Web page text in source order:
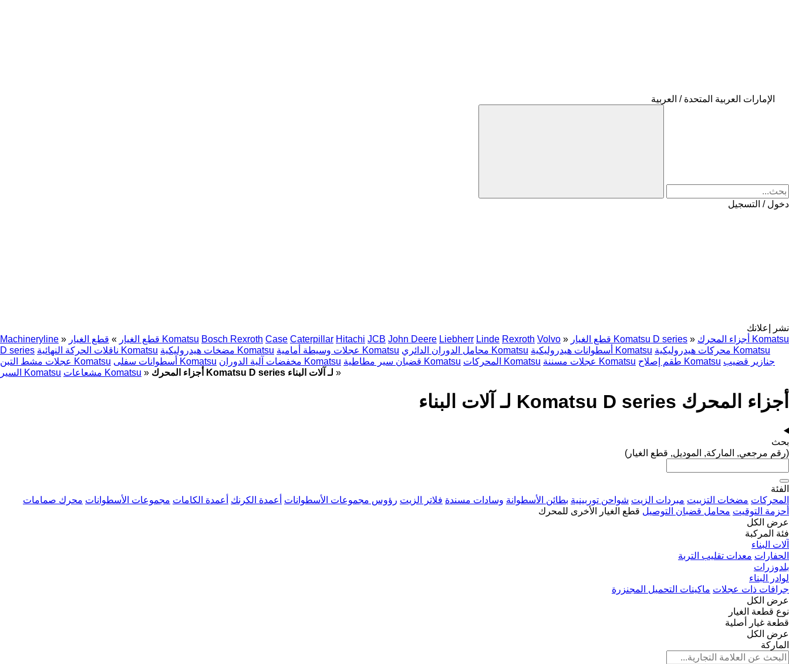
الإمارات العربية المتحدة / العربية
دخول / التسجيل
نشر إعلانك
Machineryline » قطع الغيار » قطع الغيار Komatsu Bosch Rexroth Case Caterpillar Hitachi JCB John Deere Liebherr Linde Rexroth Volvo » قطع الغيار Komatsu D series » أجزاء المحرك Komatsu
D series
ناقلات الحركة النهائية Komatsu مضخات هيدروليكية Komatsu عجلات وسيطة أمامية Komatsu محامل الدوران الدائري Komatsu أسطوانات هيدروليكية Komatsu
محركات هيدروليكية Komatsu
عجلات مشط التبن Komatsu
أسطوانات سفلى Komatsu مخفضات آلية الدوران Komatsu قضبان سير مطاطية Komatsu المحركات Komatsu عجلات مسننة Komatsu طقم إصلاح Komatsu جنازير قضيب
السير Komatsu
مشعاعات Komatsu » أجزاء المحرك Komatsu D series لـ آلات البناء »
أجزاء المحرك Komatsu D series لـ آلات البناء
بحث
(رقم مرجعي, الماركة, الموديل, قطع الغيار)
الفئة
المحركات مضخات التزييت مبردات الزيت شواحن توربينية بطائن الأسطوانة وسادات مسندة فلاتر الزيت رؤوس مجموعات الأسطوانات أعمدة الكرنك أعمدة الكامات مجموعات الأسطوانات محرك صمامات
أحزمة التوقيت محامل قضبان التوصيل قطع الغيار الأخرى للمحرك
عرض الكل
فئة المركبة
آلات البناء
الحفارات معدات تقليب التربة
بلدوزرات
لوادر البناء
جرافات ذات عجلات ماكينات التحميل المجنزرة
عرض الكل
نوع قطعة الغيار
قطعة غيار أصلية
عرض الكل
الماركة